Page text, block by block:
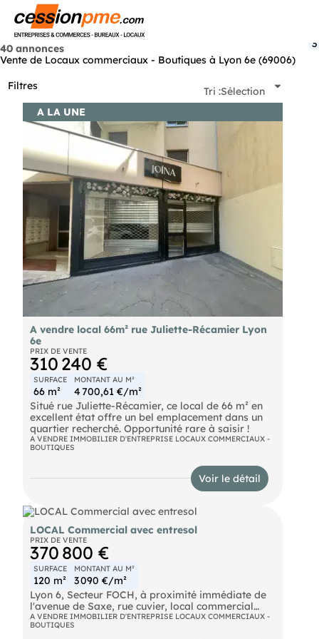
40 annonces
Vente de Locaux commerciaux - Boutiques à Lyon 6e (69006)
Filtres
3
Tri :Sélection
A LA UNE
A vendre local 66m² rue Juliette-Récamier Lyon
6e
PRIX DE VENTE
310 240 €
SURFACE
66 m²
MONTANT AU M²
4 700,61 €/m²
Situé rue Juliette-Récamier, ce local de 66 m² en
excellent état offre un bel emplacement dans un
quartier recherché. Opportunité rare à saisir !
A VENDRE IMMOBILIER D'ENTREPRISE LOCAUX COMMERCIAUX -
BOUTIQUES
Voir le détail
LOCAL Commercial avec entresol
PRIX DE VENTE
370 800 €
SURFACE
120 m²
MONTANT AU M²
3 090 €/m²
Lyon 6, Secteur FOCH, à proximité immédiate de
l'avenue de Saxe, rue cuvier, local commercial
composé de deux volumes exploitable ensemble
ou séparément.
A VENDRE IMMOBILIER D'ENTREPRISE LOCAUX COMMERCIAUX -
BOUTIQUES